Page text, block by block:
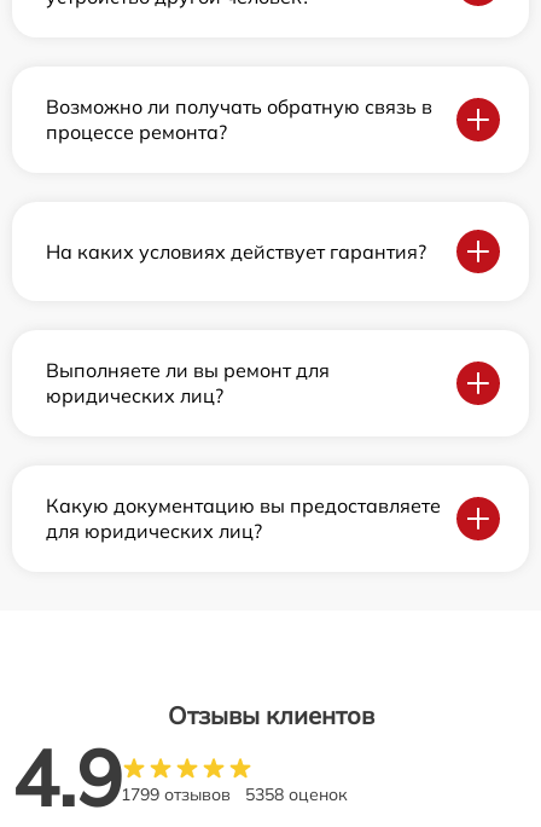
Возможно ли получать обратную связь в
процессе ремонта?
На каких условиях действует гарантия?
Выполняете ли вы ремонт для
юридических лиц?
Какую документацию вы предоставляете
для юридических лиц?
Отзывы клиентов
4.91799 отзывов 5358 оценок